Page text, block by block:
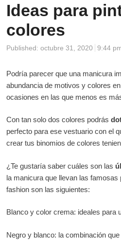
Ideas para
colores
Published: octubre 31, 2020 9:44
Podría parecer que una manicura
abundancia de motivos y colores
ocasiones en las que menos es
Con tan solo dos colores podrás
perfecto para ese vestuario con el
crear tus binomios de colores
¿Te gustaría saber cuáles son las
la manicura que llevan las
fashion son las siguientes:
Blanco y color crema: ideales para
Negro y blanco: la combinación